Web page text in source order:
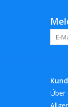
Über